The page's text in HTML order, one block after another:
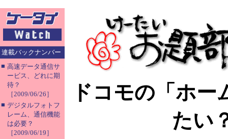
連載バックナンバー
■ 高速データ通信サ
ービス、どれに期
待？
［2009/06/26］
■ デジタルフォトフ
レーム、通信機能
は必要？
［2009/06/19］
ドコモの「ホー
たい